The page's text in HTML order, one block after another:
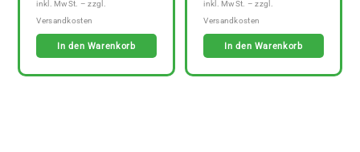
In den Warenkorb In den Warenkorb